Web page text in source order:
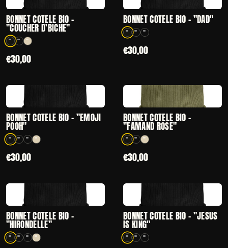
— BONNET CÔTELÉ BIO - "COUCHER D'BICHE"
BONNET CÔTELÉ BIO -
"COUCHER D'BICHE"
3 coloris disponibles
€30,00
— BONNET
BONNET CÔTELÉ BIO - "DAD"
3 coloris disponibles
€30,00
— BONNET CÔTELÉ BIO - "EMOJI POOH"
BONNET CÔTELÉ BIO - "EMOJI
POOH"
4 coloris disponibles
€30,00
— BONNET
BONNET CÔTELÉ BIO -
"FAMAND ROSE"
3 coloris disponibles
€30,00
— BONNET CÔTELÉ BIO - "HIRONDELLE"
BONNET CÔTELÉ BIO -
"HIRONDELLE"
4 coloris disponibles
— BONNET
BONNET CÔTELÉ BIO - "JESUS
IS KING"
3 coloris disponibles